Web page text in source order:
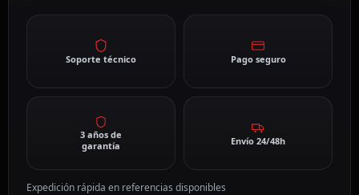
Soporte técnico Pago seguro
3 años de
garantía
Envío 24/48h
Expedición rápida en referencias disponibles